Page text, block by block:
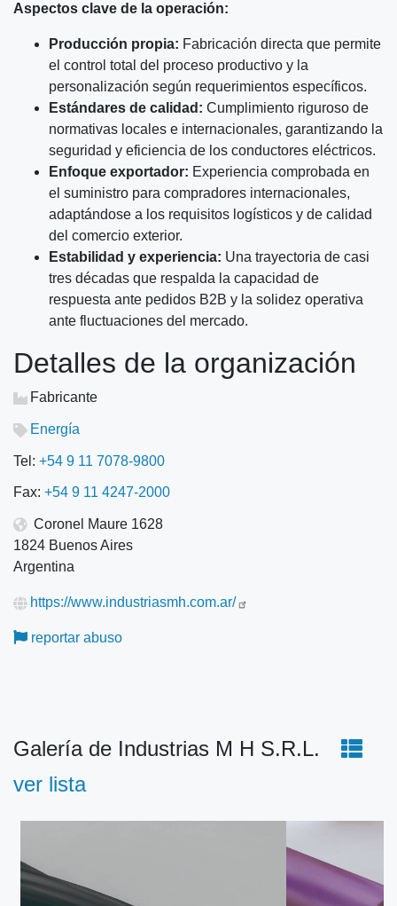
Aspectos clave de la operación:
Producción propia: Fabricación directa que permite
el control total del proceso productivo y la
personalización según requerimientos específicos.
Estándares de calidad: Cumplimiento riguroso de
normativas locales e internacionales, garantizando la
seguridad y eficiencia de los conductores eléctricos.
Enfoque exportador: Experiencia comprobada en
el suministro para compradores internacionales,
adaptándose a los requisitos logísticos y de calidad
del comercio exterior.
Estabilidad y experiencia: Una trayectoria de casi
tres décadas que respalda la capacidad de
respuesta ante pedidos B2B y la solidez operativa
ante fluctuaciones del mercado.
Detalles de la organización
Fabricante
Energía
Tel: +54 9 11 7078-9800
Fax: +54 9 11 4247-2000
Coronel Maure 1628
1824 Buenos Aires
Argentina
https://www.industriasmh.com.ar/
reportar abuso
Galería de Industrias M H S.R.L.
ver lista